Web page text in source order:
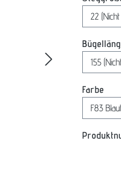
Farbe